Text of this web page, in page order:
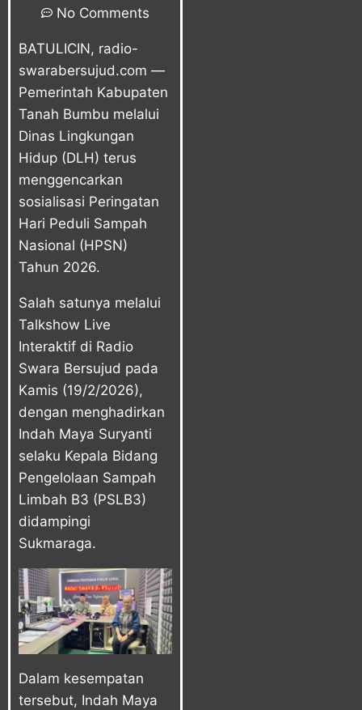
No Comments
BATULICIN, radio-
swarabersujud.com —
Pemerintah Kabupaten
Tanah Bumbu melalui
Dinas Lingkungan
Hidup (DLH) terus
menggencarkan
sosialisasi Peringatan
Hari Peduli Sampah
Nasional (HPSN)
Tahun 2026.
Salah satunya melalui
Talkshow Live
Interaktif di Radio
Swara Bersujud pada
Kamis (19/2/2026),
dengan menghadirkan
Indah Maya Suryanti
selaku Kepala Bidang
Pengelolaan Sampah
Limbah B3 (PSLB3)
didampingi
Sukmaraga.
Dalam kesempatan
tersebut, Indah Maya